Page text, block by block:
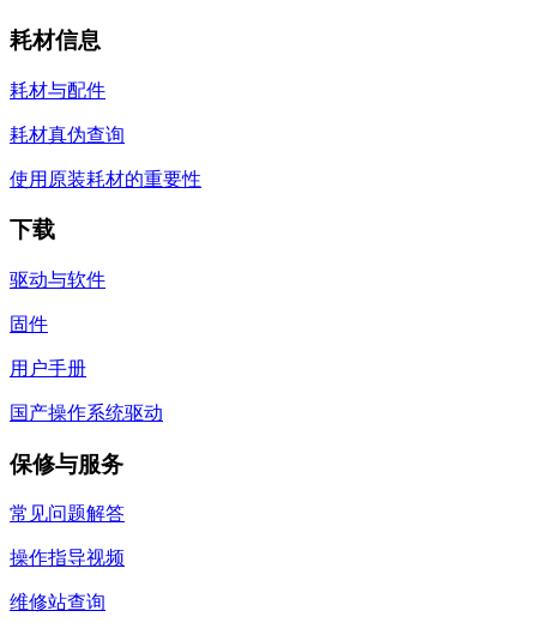
耗材信息
耗材与配件
耗材真伪查询
使用原装耗材的重要性
下载
驱动与软件
固件
用户手册
国产操作系统驱动
保修与服务
常见问题解答
操作指导视频
维修站查询